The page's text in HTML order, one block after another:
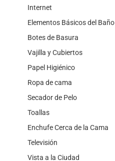
Internet
Elementos Básicos del Baño
Botes de Basura
Vajilla y Cubiertos
Papel Higiénico
Ropa de cama
Secador de Pelo
Toallas
Enchufe Cerca de la Cama
Televisión
Vista a la Ciudad